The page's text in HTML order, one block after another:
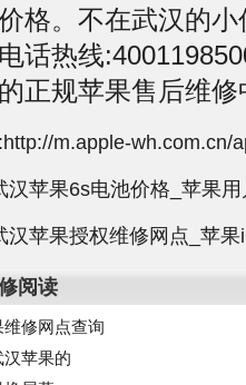
格。不在武汉的
话热线
正规苹果售后维修
m.apple-wh.com.cn/
汉苹果6s电池价格_苹果
汉苹果授权维修网点_苹
阅读
修网点查询
汉苹果的